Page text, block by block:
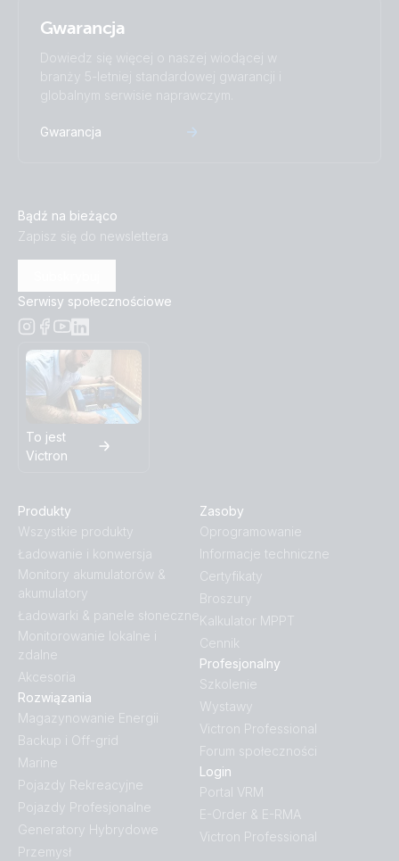
Gwarancja
Dowiedz się więcej o naszej wiodącej w
branży 5-letniej standardowej gwarancji i
globalnym serwisie naprawczym.
Gwarancja
Bądź na bieżąco
Zapisz się do newslettera
Serwisy społecznościowe
To jest
Victron
Produkty
Wszystkie produkty
Ładowanie i konwersja
Monitory akumulatorów &
akumulatory
Ładowarki & panele słoneczne
Monitorowanie lokalne i
zdalne
Akcesoria
Rozwiązania
Magazynowanie Energii
Backup i Off-grid
Marine
Pojazdy Rekreacyjne
Pojazdy Profesjonalne
Generatory Hybrydowe
Przemysł
Zasoby
Oprogramowanie
Informacje techniczne
Certyfikaty
Broszury
Kalkulator MPPT
Cennik
Profesjonalny
Szkolenie
Wystawy
Victron Professional
Forum społeczności
Login
Portal VRM
E-Order & E-RMA
Victron Professional